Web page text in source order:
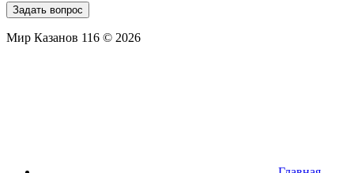
Задать вопрос
Мир Казанов 116 © 2026